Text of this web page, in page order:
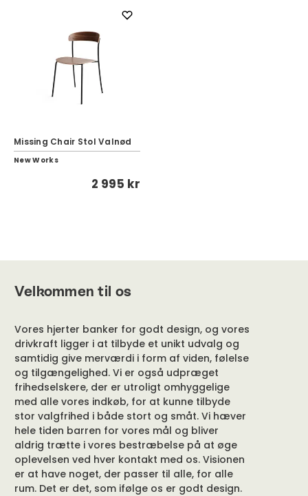
Missing Chair Stol Valnød
New Works
2 995 kr
Velkommen til os
Vores hjerter banker for godt design, og vores
drivkraft ligger i at tilbyde et unikt udvalg og
samtidig give merværdi i form af viden, følelse
og tilgængelighed. Vi er også udpræget
frihedselskere, der er utroligt omhyggelige
med alle vores indkøb, for at kunne tilbyde
stor valgfrihed i både stort og småt. Vi hæver
hele tiden barren for vores mål og bliver
aldrig trætte i vores bestræbelse på at øge
oplevelsen ved hver kontakt med os. Visionen
er at have noget, der passer til alle, for alle
rum. Det er det, som ifølge os er godt design.